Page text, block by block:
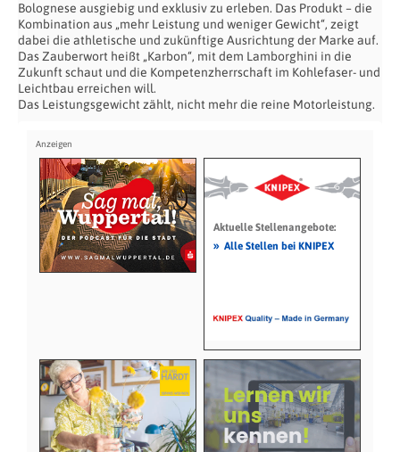
Bolognese ausgiebig und exklusiv zu erleben. Das Produkt – die
Kombination aus „mehr Leistung und weniger Gewicht“, zeigt
dabei die athletische und zukünftige Ausrichtung der Marke auf.
Das Zauberwort heißt „Karbon“, mit dem Lamborghini in die
Zukunft schaut und die Kompetenzherrschaft im Kohlefaser- und
Leichtbau erreichen will.
Das Leistungsgewicht zählt, nicht mehr die reine Motorleistung.
Aktuelle Stellenangebote:
» Alle Stellen bei KNIPEX